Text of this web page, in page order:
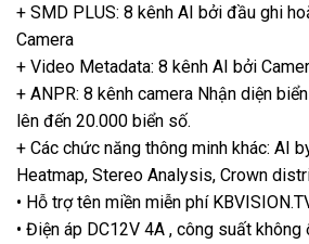
+ SMD PLUS: 8 kênh AI bởi đầu ghi
Camera
+ Video Metadata: 8 kênh AI bởi
+ ANPR: 8 kênh camera Nhận diện
lên đến 20.000 biển số.
+ Các chức năng thông minh khác: AI
Heatmap, Stereo Analysis, Crown
• Hỗ trợ tên miền miễn phí
• Điện áp DC12V 4A , công suất